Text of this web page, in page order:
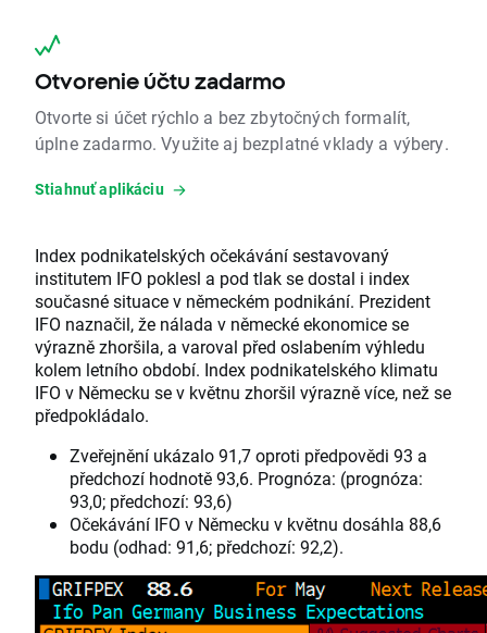
Otvorenie účtu zadarmo
Otvorte si účet rýchlo a bez zbytočných formalít,
úplne zadarmo. Využite aj bezplatné vklady a výbery.
Stiahnuť aplikáciu
Index podnikatelských očekávání sestavovaný
institutem IFO poklesl a pod tlak se dostal i index
současné situace v německém podnikání. Prezident
IFO naznačil, že nálada v německé ekonomice se
výrazně zhoršila, a varoval před oslabením výhledu
kolem letního období. Index podnikatelského klimatu
IFO v Německu se v květnu zhoršil výrazně více, než se
předpokládalo.
Zveřejnění ukázalo 91,7 oproti předpovědi 93 a
předchozí hodnotě 93,6. Prognóza: (prognóza:
93,0; předchozí: 93,6)
Očekávání IFO v Německu v květnu dosáhla 88,6
bodu (odhad: 91,6; předchozí: 92,2).